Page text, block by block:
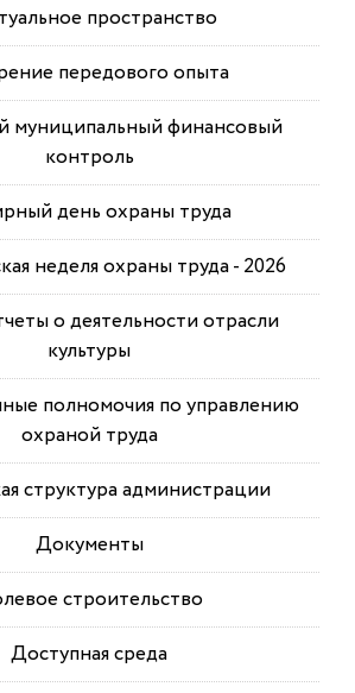
пространство
передового опыта
муниципальный финансовый
контроль
день охраны труда
неделя охраны труда - 2026
о деятельности отрасли
культуры
полномочия по управлению
охраной труда
структура администрации
Документы
строительство
Доступная среда